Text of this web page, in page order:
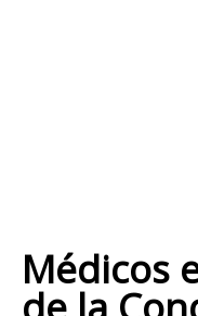
Médicos